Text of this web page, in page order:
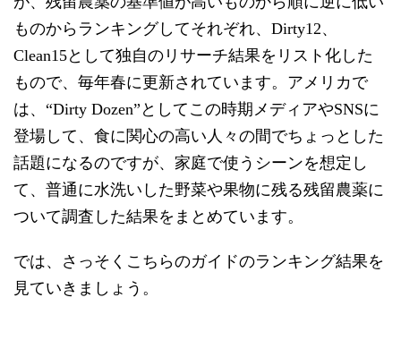
ものからランキングしてそれぞれ、Dirty12、
Clean15として独自のリサーチ結果をリスト化した
もので、毎年春に更新されています。アメリカで
は、“Dirty Dozen”としてこの時期メディアやSNSに
登場して、食に関心の高い人々の間でちょっとした
話題になるのですが、家庭で使うシーンを想定し
て、普通に水洗いした野菜や果物に残る残留農薬に
ついて調査した結果をまとめています。
では、さっそくこちらのガイドのランキング結果を
見ていきましょう。